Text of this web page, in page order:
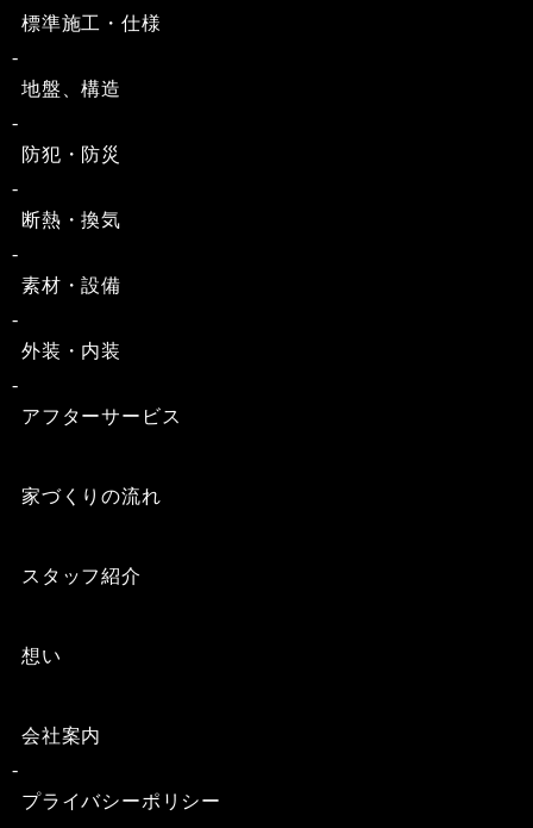
標準施工・仕様
地盤、構造
防犯・防災
断熱・換気
素材・設備
外装・内装
アフターサービス
家づくりの流れ
スタッフ紹介
想い
会社案内
プライバシーポリシー